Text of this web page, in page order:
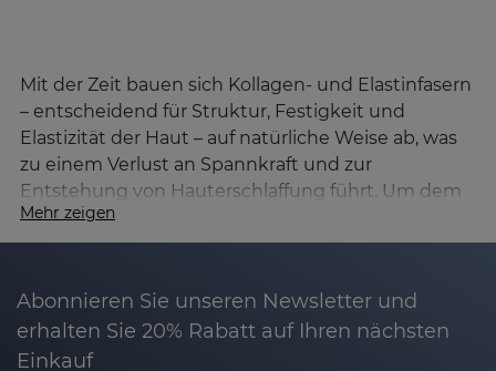
Mit der Zeit bauen sich Kollagen- und Elastinfasern
– entscheidend für Struktur, Festigkeit und
Elastizität der Haut – auf natürliche Weise ab, was
zu einem Verlust an Spannkraft und zur
Entstehung von Hauterschlaffung führt. Um dem
entgegenzuwirken, hat Sesderma die Linie
DAESESentwickelt.
Ursachen für den Verlust der Hautfestigkeit
und wie man sie verbessert
Die Hautalterung ist ein natürlicher Prozess, der
Mehr zeigen
Abonnieren Sie unseren Newsletter und
erhalten Sie 20% Rabatt auf Ihren nächsten
Einkauf